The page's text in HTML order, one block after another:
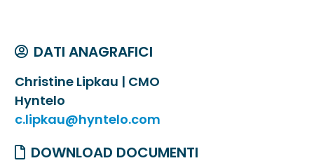
DATI ANAGRAFICI
Christine Lipkau | CMO
Hyntelo
c.lipkau@hyntelo.com
DOWNLOAD DOCUMENTI